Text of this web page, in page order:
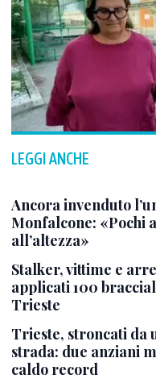
LEGGI ANCHE
Ancora invenduto
Monfalcone: «Pochi
all’altezza»
Stalker, vittime e
applicati 100
Trieste
Trieste, stroncati da
strada: due anziani
caldo record